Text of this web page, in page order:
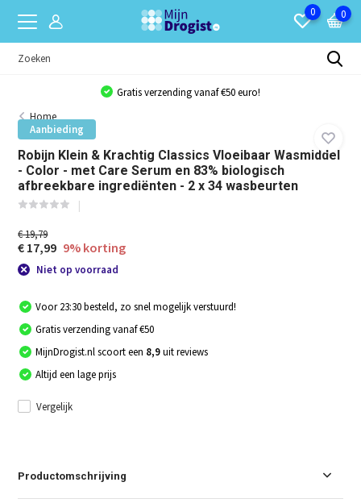
0 0
Gratis verzending vanaf €50 euro!
Home
Aanbieding
Robijn Klein & Krachtig Classics Vloeibaar Wasmiddel
- Color - met Care Serum en 83% biologisch
afbreekbare ingrediënten - 2 x 34 wasbeurten
€ 19,79
€ 17,99 9% korting
Niet op voorraad
Voor 23:30 besteld, zo snel mogelijk verstuurd!
Gratis verzending vanaf €50
MijnDrogist.nl scoort een 8,9uit reviews
Altijd een lage prijs
Vergelijk
Productomschrijving